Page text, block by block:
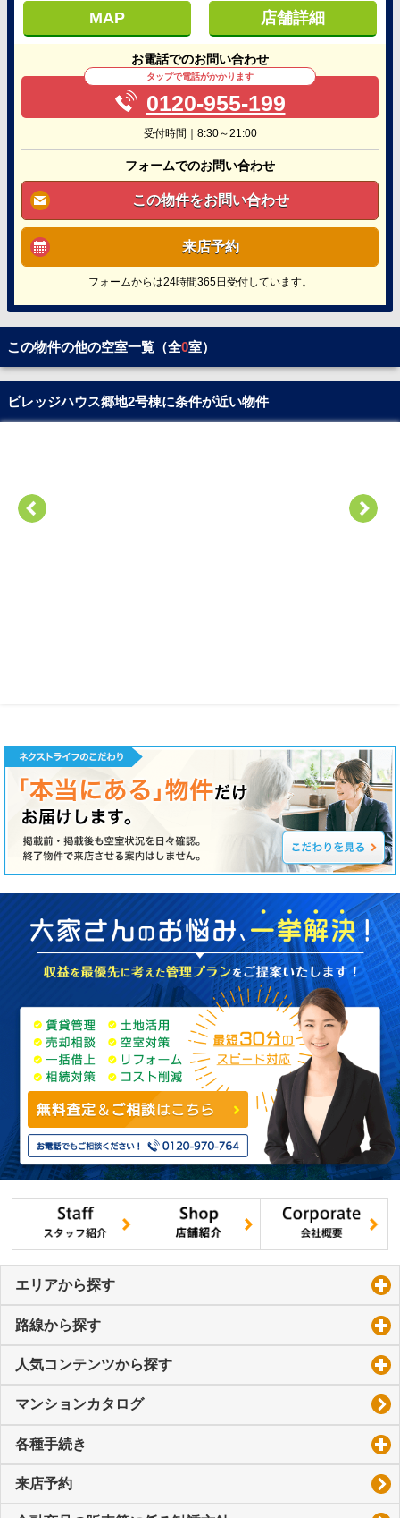
MAP 店舗詳細
お電話でのお問い合わせ
タップで電話がかかります
0120-955-199
受付時間｜8:30～21:00
フォームでのお問い合わせ
この物件をお問い合わせ
来店予約
フォームからは24時間365日受付しています。
この物件の他の空室一覧（全0室）
ビレッジハウス郷地2号棟に条件が近い物件
エリアから探す
路線から探す
人気コンテンツから探す
マンションカタログ
各種手続き
来店予約